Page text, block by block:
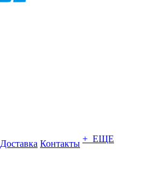
Доставка Контакты + ЕЩЕ